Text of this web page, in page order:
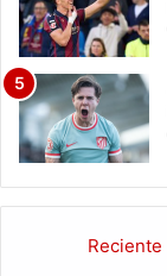
Reciente